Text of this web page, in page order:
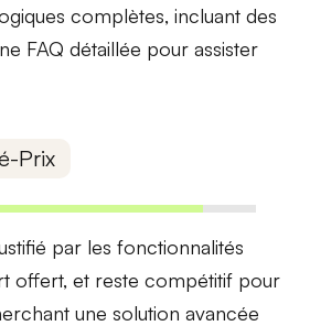
complètes, incluant des
FAQ détaillée pour assister
Prix
par les fonctionnalités
offert, et reste compétitif pour
une solution avancée